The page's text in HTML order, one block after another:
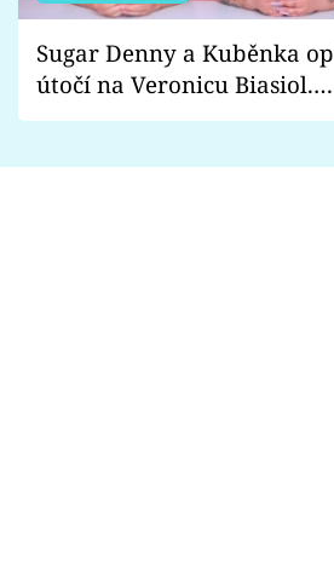
Sugar Denny a Kuběnka
útočí na Veronicu Biasiol.
Proč je podle nich falešná a